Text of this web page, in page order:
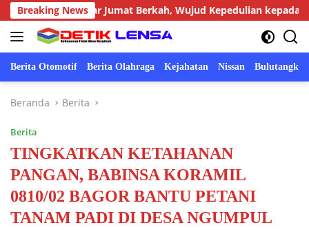
Langsung
ke
konten
Breaking News
Gelar Jumat Berkah, Wujud Kepedulian kepada
Berita Otomotif Berita Olahraga Kejahatan Nissan Bulutangkis
Beranda Berita
Berita
TINGKATKAN KETAHANAN
PANGAN, BABINSA KORAMIL
0810/02 BAGOR BANTU PETANI
TANAM PADI DI DESA NGUMPUL